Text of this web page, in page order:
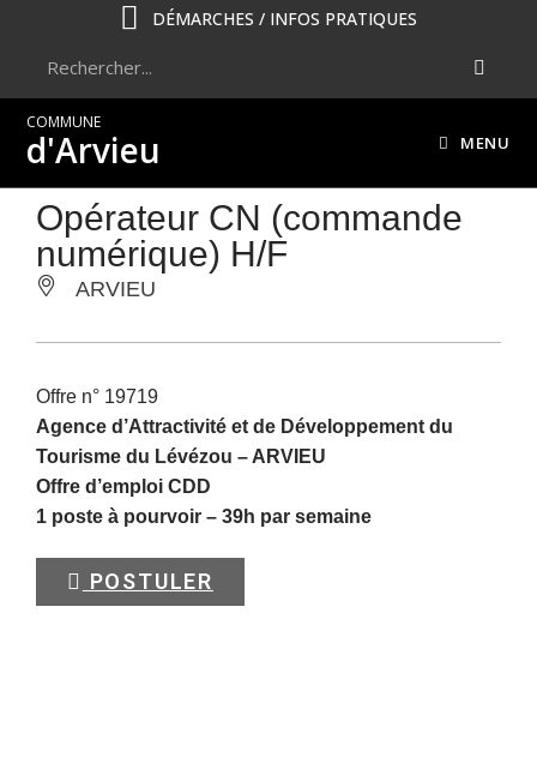
DÉMARCHES / INFOS PRATIQUES
COMMUNE
d'Arvieu MENU
Opérateur CN (commande
numérique) H/F
ARVIEU
Offre n° 19719
Agence d’Attractivité et de Développement du
Tourisme du Lévézou –ARVIEU
Offre d’emploi CDD
1 poste à pourvoir – 39h par semaine
POSTULER